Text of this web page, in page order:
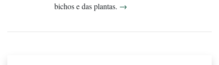
bichos e das plantas. →